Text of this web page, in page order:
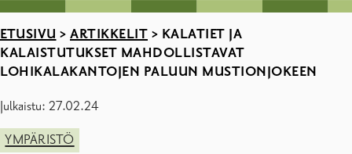
ETUSIVU > ARTIKKELIT > KALATIET JA
KALAISTUTUKSET MAHDOLLISTAVAT
LOHIKALAKANTOJEN PALUUN MUSTIONJOKEEN
Julkaistu: 27.02.24
YMPÄRISTÖ